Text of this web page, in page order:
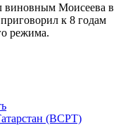
виновным Моисеева в
к 8 годам
режима.
(ВСРТ)